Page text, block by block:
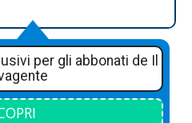
per gli abbonati de Il